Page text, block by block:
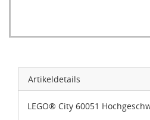
Artikeldetails
LEGO® City 60051